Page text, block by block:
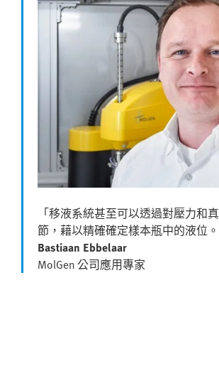
「移液系統甚至可以透過對壓力和
節，藉以精確確定樣本瓶中的液位。
Bastiaan Ebbelaar
MolGen 公司應用專家